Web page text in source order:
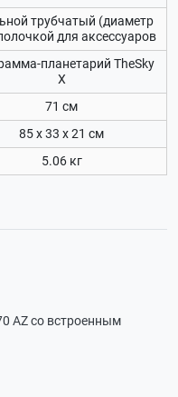
трубчатый (диаметр
для аксессуаров
планетарий TheSky
X
71 см
85 x 33 x 21 см
5.06 кг
AZ со встроенным